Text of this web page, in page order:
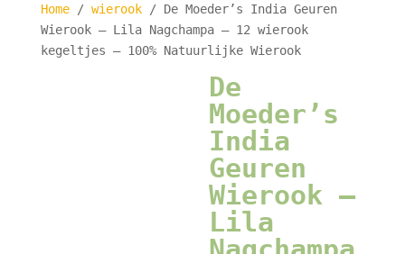
Home/ wierook/ De Moeder’s India Geuren
Wierook – Lila Nagchampa – 12 wierook
kegeltjes – 100% Natuurlijke Wierook
De
Moeder’s
India
Geuren
Wierook –
Lila